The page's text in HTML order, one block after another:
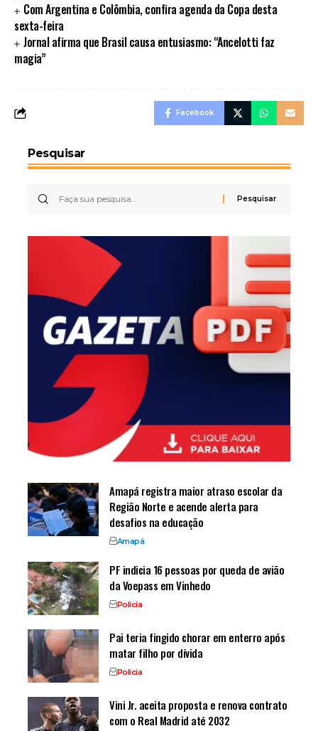
Com Argentina e Colômbia, confira agenda da Copa desta
sexta-feira
Jornal afirma que Brasil causa entusiasmo: “Ancelotti faz
magia”
Facebook
Pesquisar
Amapá registra maior atraso escolar da
Região Norte e acende alerta para
desafios na educação
Amapá
PF indicia 16 pessoas por queda de avião
da Voepass em Vinhedo
Polícia
Pai teria fingido chorar em enterro após
matar filho por dívida
Polícia
Vini Jr. aceita proposta e renova contrato
com o Real Madrid até 2032